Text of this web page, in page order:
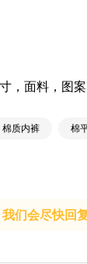
，面料，图案
棉质内裤 棉
们会尽快回